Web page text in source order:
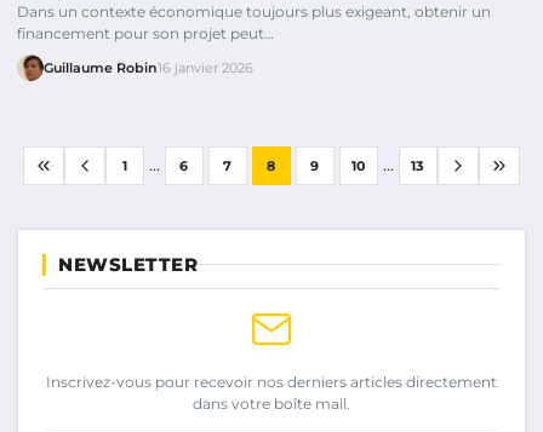
Dans un contexte économique toujours plus exigeant, obtenir un
financement pour son projet peut…
Guillaume Robin16 janvier 2026
1 ... 6 7 8 9 10 ... 13
NEWSLETTER
Inscrivez-vous pour recevoir nos derniers articles directement
dans votre boîte mail.